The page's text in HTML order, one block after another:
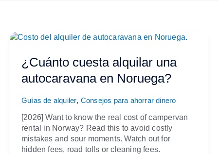
¿Cuánto cuesta alquilar una
autocaravana en Noruega?
Guías de alquiler, Consejos para ahorrar dinero
[2026] Want to know the real cost of campervan
rental in Norway? Read this to avoid costly
mistakes and sour moments. Watch out for
hidden fees, road tolls or cleaning fees.
¿Cuánto
alquilar
una
autocaravana
Noruega?